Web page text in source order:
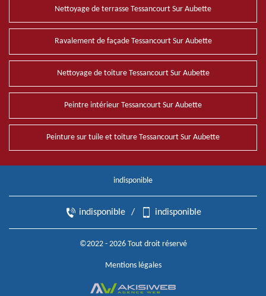
Nettoyage de terrasse Tessancourt Sur Aubette
Ravalement de façade Tessancourt Sur Aubette
Nettoyage de toiture Tessancourt Sur Aubette
Peintre intérieur Tessancourt Sur Aubette
Peinture sur tuile et toiture Tessancourt Sur Aubette
indisponible
indisponible / indisponible
©2022 - 2026 Tout droit réservé
Mentions légales